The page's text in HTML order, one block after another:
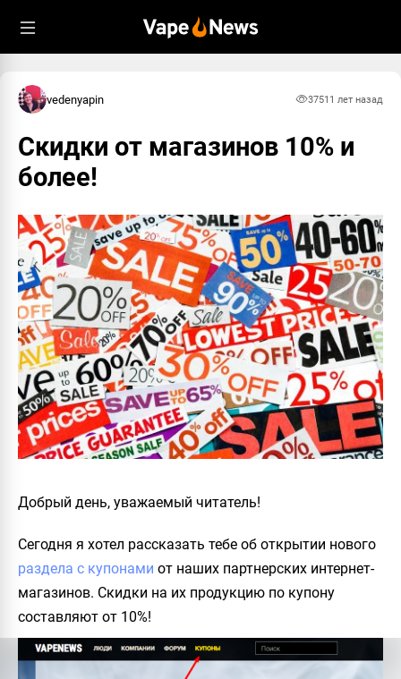
vedenyapin 37511 лет назад
Скидки от магазинов 10% и
более!
Добрый день, уважаемый читатель!
Сегодня я хотел рассказать тебе об открытии нового
раздела с купонами от наших партнерских интернет-
магазинов. Скидки на их продукцию по купону
составляют от 10%!